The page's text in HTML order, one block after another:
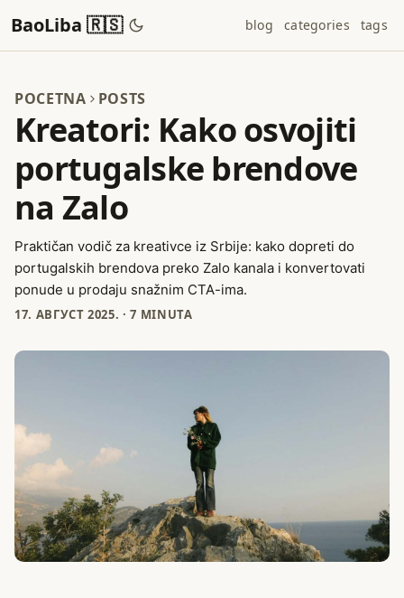
BaoLiba 🇷🇸 blog categories tags
POCETNA POSTS
Kreatori: Kako osvojiti
portugalske brendove
na Zalo
Praktičan vodič za kreativce iz Srbije: kako dopreti do
portugalskih brendova preko Zalo kanala i konvertovati
ponude u prodaju snažnim CTA-ima.
17. АВГУСТ 2025. ·7 MINUTA